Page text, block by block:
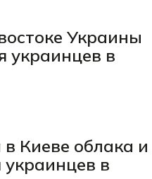
Украины
украинцев в
Киеве облака и
в